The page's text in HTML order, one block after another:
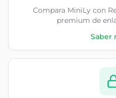
Compara MiniLy con
premium de
Saber